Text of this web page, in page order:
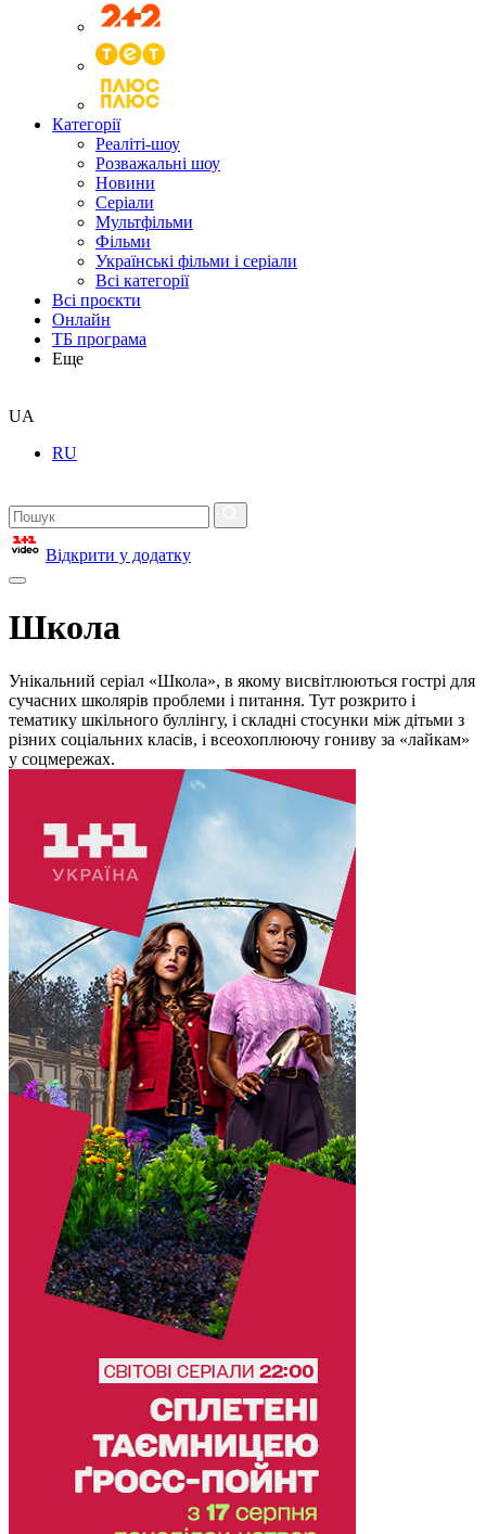
Категорії
Реаліті-шоу
Розважальні шоу
Новини
Серіали
Мультфільми
Фільми
Українські фільми і серіали
Всі категорії
Всі проєкти
Онлайн
ТБ програма
Еще
UA
RU
Відкрити у додатку
Школа
Унікальний серіал «Школа», в якому висвітлюються гострі для
сучасних школярів проблеми і питання. Тут розкрито і
тематику шкільного буллінгу, і складні стосунки між дітьми з
різних соціальних класів, і всеохоплюючу гониву за «лайкам»
у соцмережах.